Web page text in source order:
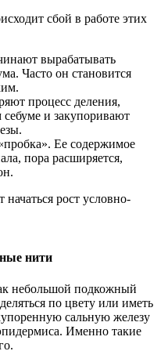
сбой в работе этих
вырабатывать
Часто он становится
процесс деления,
себуме и закупоривают
Ее содержимое
пора расширяется,
рост условно-
нити
небольшой подкожный
по цвету или иметь
сальную железу
Именно такие